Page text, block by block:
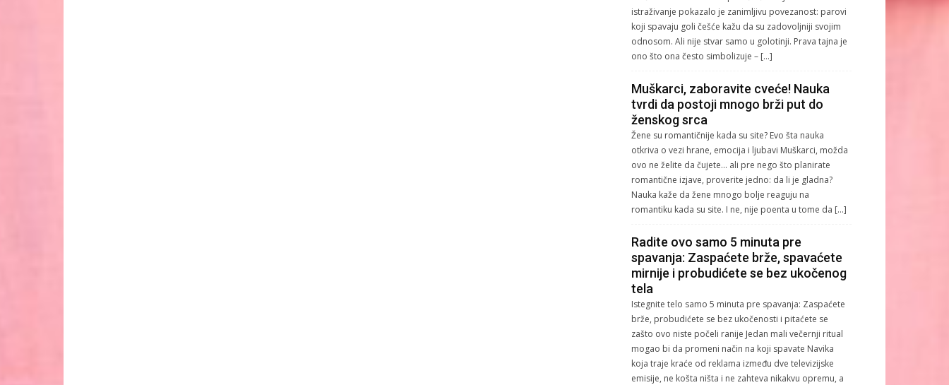
istraživanje pokazalo je zanimljivu povezanost: parovi
koji spavaju goli češće kažu da su zadovoljniji svojim
odnosom. Ali nije stvar samo u golotinji. Prava tajna je
ono što ona često simbolizuje – […]
Muškarci, zaboravite cveće! Nauka
tvrdi da postoji mnogo brži put do
ženskog srca
Žene su romantičnije kada su site? Evo šta nauka
otkriva o vezi hrane, emocija i ljubavi Muškarci, možda
ovo ne želite da čujete… ali pre nego što planirate
romantične izjave, proverite jedno: da li je gladna?
Nauka kaže da žene mnogo bolje reaguju na
romantiku kada su site. I ne, nije poenta u tome da […]
Radite ovo samo 5 minuta pre
spavanja: Zaspaćete brže, spavaćete
mirnije i probudićete se bez ukočenog
tela
Istegnite telo samo 5 minuta pre spavanja: Zaspaćete
brže, probudićete se bez ukočenosti i pitaćete se
zašto ovo niste počeli ranije Jedan mali večernji ritual
mogao bi da promeni način na koji spavate Navika
koja traje kraće od reklama između dve televizijske
emisije, ne košta ništa i ne zahteva nikakvu opremu, a